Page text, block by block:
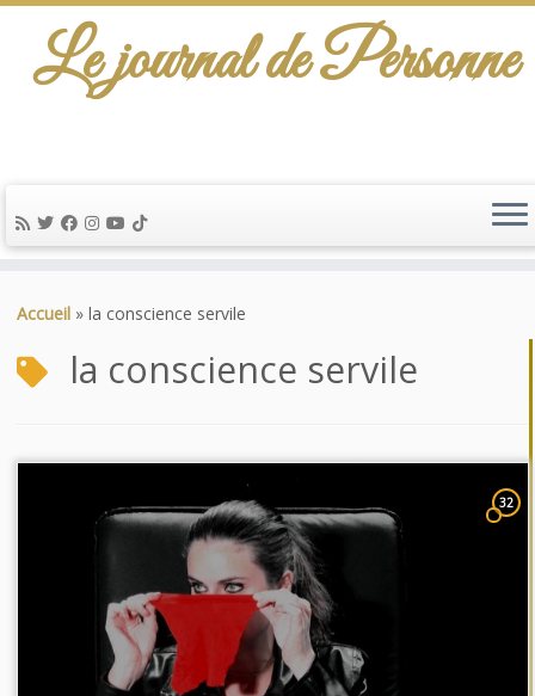
au
Le journal de Personne
Accueil » la conscience servile
la conscience servile
32